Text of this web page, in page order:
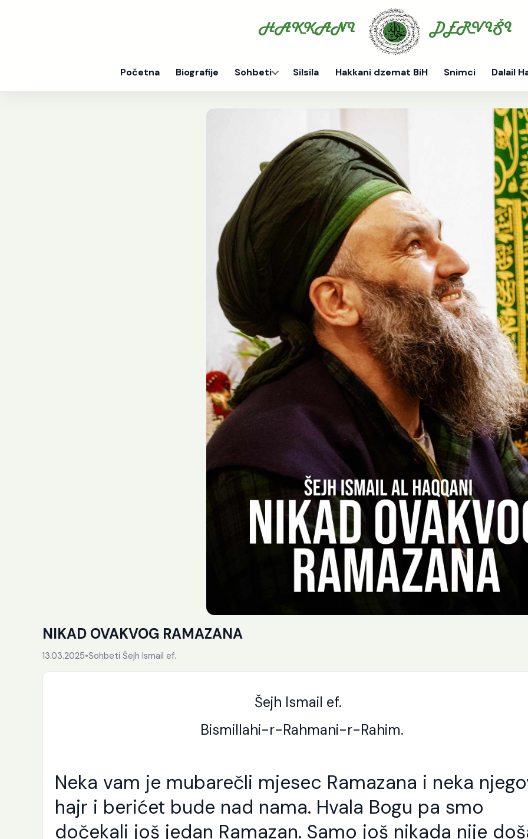
Početna Biografije Sohbeti Silsila Hakkani dzemat BiH Snimci Dalail
NIKAD OVAKVOG RAMAZANA
13.03.2025•Sohbeti Šejh Ismail ef.
Šejh Ismail ef.
Bismillahi-r-Rahmani-r-Rahim.
Neka vam je mubarečli mjesec Ramazana i neka
hajr i berićet bude nad nama. Hvala Bogu pa smo
dočekali još jedan Ramazan. Samo još nikada nije